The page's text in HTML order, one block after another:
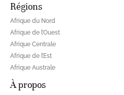
Régions
Afrique du Nord
Afrique de l’Ouest
Afrique Centrale
Afrique de l’Est
Afrique Australe
À propos